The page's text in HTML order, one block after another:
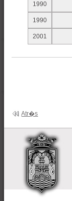
1990
1990
2001
Atr�s